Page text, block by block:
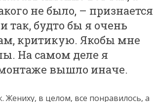
не было, – признается
будто бы я очень
критикую. Якобы мне
На самом деле я
вышло иначе.
Жениху, в целом, все понравилось, а